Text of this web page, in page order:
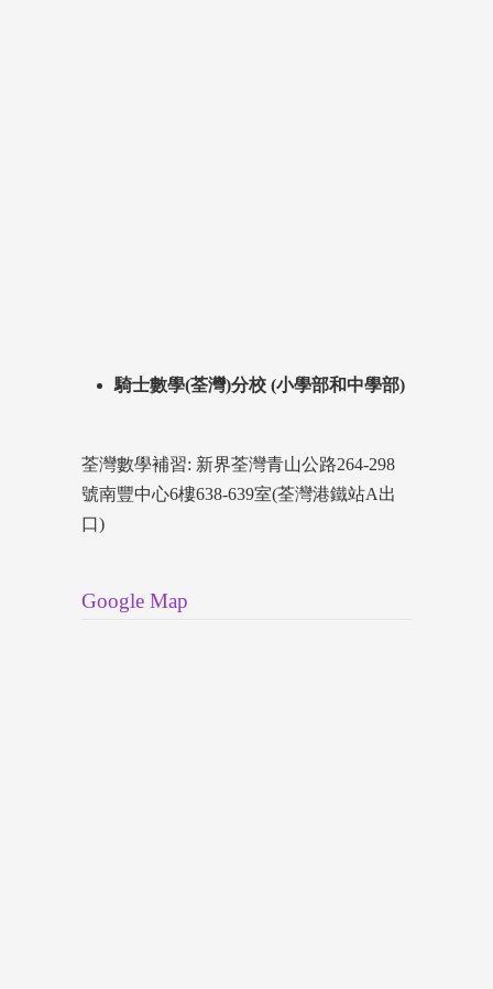
騎士數學(荃灣)分校 (小學部和中學部)
荃灣數學補習: 新界荃灣青山公路264-298
號南豐中心6樓638-639室(荃灣港鐵站A出
口)
Google Map